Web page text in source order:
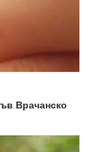
Врачанско